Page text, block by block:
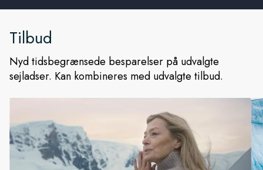
Tilbud
Nyd tidsbegrænsede besparelser på udvalgte
sejladser. Kan kombineres med udvalgte tilbud.